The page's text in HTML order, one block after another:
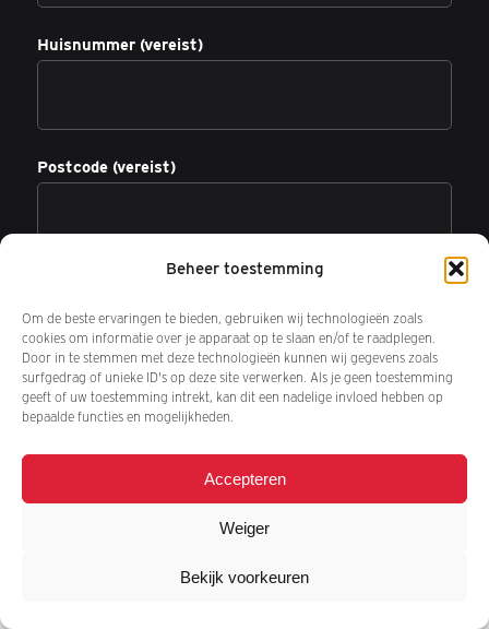
Beheer toestemming
Om de beste ervaringen te bieden, gebruiken wij technologieën zoals
cookies om informatie over je apparaat op te slaan en/of te raadplegen.
Door in te stemmen met deze technologieën kunnen wij gegevens zoals
surfgedrag of unieke ID's op deze site verwerken. Als je geen toestemming
geeft of uw toestemming intrekt, kan dit een nadelige invloed hebben op
bepaalde functies en mogelijkheden.
Accepteren
Weiger
Bekijk voorkeuren
Huisnummer (vereist)
Postcode (vereist)